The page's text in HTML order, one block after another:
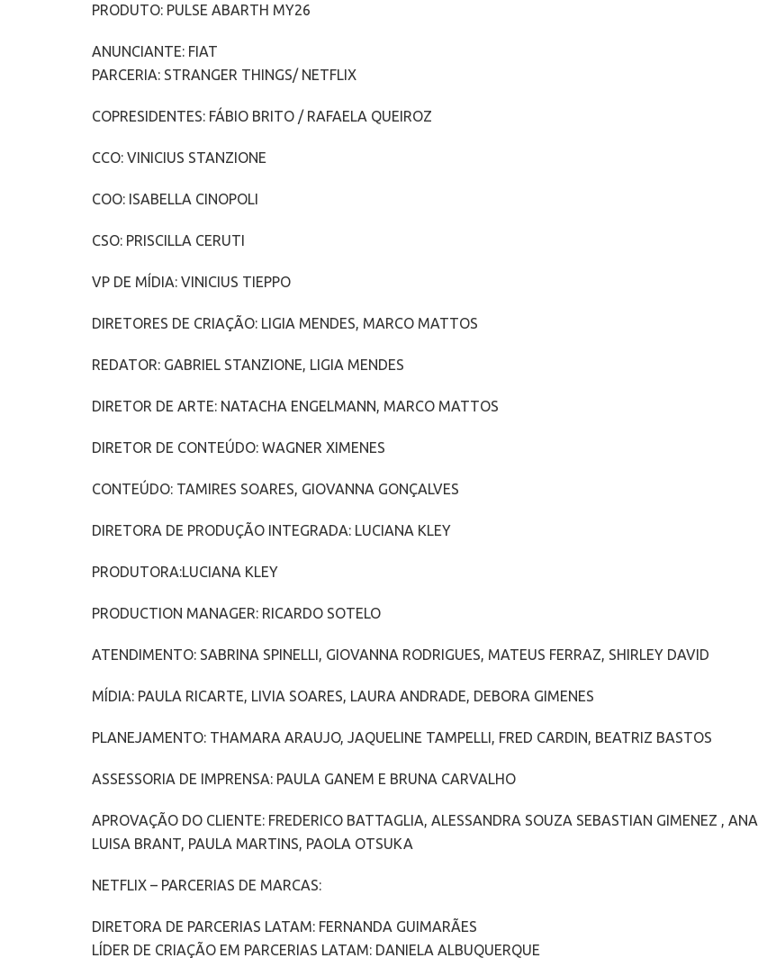
PRODUTO: PULSE ABARTH MY26
ANUNCIANTE: FIAT
PARCERIA: STRANGER THINGS/ NETFLIX
COPRESIDENTES: FÁBIO BRITO / RAFAELA QUEIROZ
CCO: VINICIUS STANZIONE
COO: ISABELLA CINOPOLI
CSO: PRISCILLA CERUTI
VP DE MÍDIA: VINICIUS TIEPPO
DIRETORES DE CRIAÇÃO: LIGIA MENDES, MARCO MATTOS
REDATOR: GABRIEL STANZIONE, LIGIA MENDES
DIRETOR DE ARTE: NATACHA ENGELMANN, MARCO MATTOS
DIRETOR DE CONTEÚDO: WAGNER XIMENES
CONTEÚDO: TAMIRES SOARES, GIOVANNA GONÇALVES
DIRETORA DE PRODUÇÃO INTEGRADA: LUCIANA KLEY
PRODUTORA:LUCIANA KLEY
PRODUCTION MANAGER: RICARDO SOTELO
ATENDIMENTO: SABRINA SPINELLI, GIOVANNA RODRIGUES, MATEUS FERRAZ, SHIRLEY DAVID
MÍDIA: PAULA RICARTE, LIVIA SOARES, LAURA ANDRADE, DEBORA GIMENES
PLANEJAMENTO: THAMARA ARAUJO, JAQUELINE TAMPELLI, FRED CARDIN, BEATRIZ BASTOS
ASSESSORIA DE IMPRENSA: PAULA GANEM E BRUNA CARVALHO
APROVAÇÃO DO CLIENTE: FREDERICO BATTAGLIA, ALESSANDRA SOUZA SEBASTIAN GIMENEZ , ANA
LUISA BRANT, PAULA MARTINS, PAOLA OTSUKA
NETFLIX – PARCERIAS DE MARCAS:
DIRETORA DE PARCERIAS LATAM: FERNANDA GUIMARÃES
LÍDER DE CRIAÇÃO EM PARCERIAS LATAM: DANIELA ALBUQUERQUE